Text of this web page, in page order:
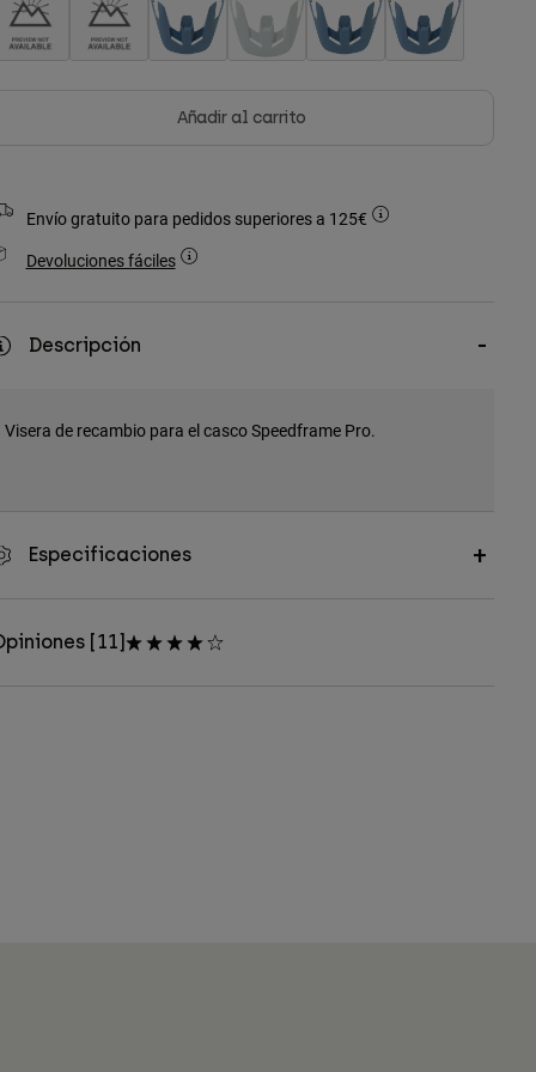
Añadir al carrito
Envío gratuito para pedidos superiores a 125€
Devoluciones fáciles
Descripción
Visera de recambio para el casco Speedframe Pro.
Especificaciones
[11]